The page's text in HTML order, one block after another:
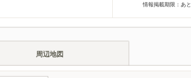
情報掲載期限：あと
周辺地図